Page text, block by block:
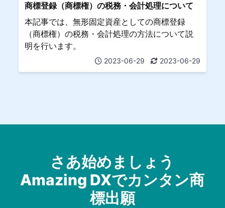
商標登録（商標権）の税務・会計処理について
本記事では、無形固定資産としての商標登録
（商標権）の税務・会計処理の方法について説
明を行います。
2023-06-29 2023-06-29
さあ始めましょう
Amazing DXでカンタン商
標出願